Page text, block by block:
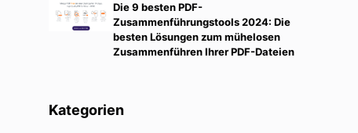
Die 9 besten PDF-
Zusammenführungstools 2024: Die
besten Lösungen zum mühelosen
Zusammenführen Ihrer PDF-Dateien
Kategorien